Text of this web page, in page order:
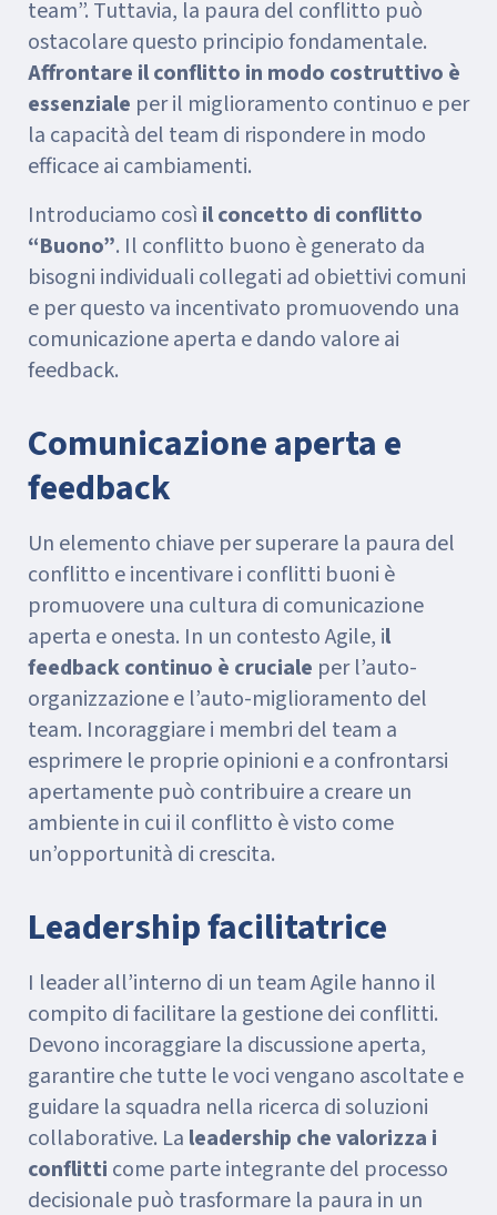
team”. Tuttavia, la paura del conflitto può
ostacolare questo principio fondamentale.
Affrontare il conflitto in modo costruttivo è
essenziale per il miglioramento continuo e per
la capacità del team di rispondere in modo
efficace ai cambiamenti.
Introduciamo così il concetto di conflitto
“Buono”. Il conflitto buono è generato da
bisogni individuali collegati ad obiettivi comuni
e per questo va incentivato promuovendo una
comunicazione aperta e dando valore ai
feedback.
Comunicazione aperta e
feedback
Un elemento chiave per superare la paura del
conflitto e incentivare i conflitti buoni è
promuovere una cultura di comunicazione
aperta e onesta. In un contesto Agile, il
feedback continuo è cruciale per l’auto-
organizzazione e l’auto-miglioramento del
team. Incoraggiare i membri del team a
esprimere le proprie opinioni e a confrontarsi
apertamente può contribuire a creare un
ambiente in cui il conflitto è visto come
un’opportunità di crescita.
Leadership facilitatrice
I leader all’interno di un team Agile hanno il
compito di facilitare la gestione dei conflitti.
Devono incoraggiare la discussione aperta,
garantire che tutte le voci vengano ascoltate e
guidare la squadra nella ricerca di soluzioni
collaborative. La leadership che valorizza i
conflitti come parte integrante del processo
decisionale può trasformare la paura in un